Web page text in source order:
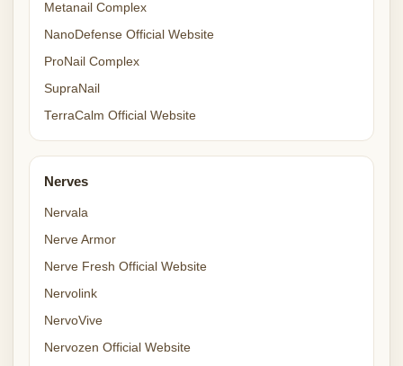
Metanail Complex
NanoDefense Official Website
ProNail Complex
SupraNail
TerraCalm Official Website
Nerves
Nervala
Nerve Armor
Nerve Fresh Official Website
Nervolink
NervoVive
Nervozen Official Website